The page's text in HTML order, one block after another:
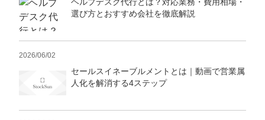
選び方とおすすめ会社を徹底解説
2026/06/02
セールスイネーブルメントとは｜動画で営業属
人化を解消する4ステップ